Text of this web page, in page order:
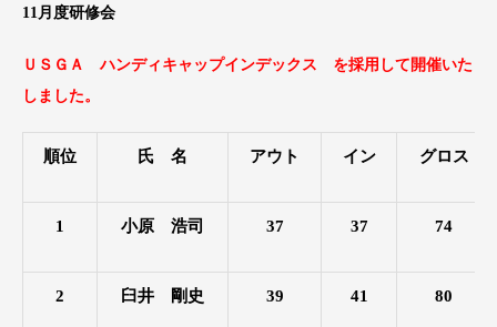
11月度研修会
ＵＳＧＡ ハンディキャップインデックス を採用して開催いた
しました。
順位 氏 名 アウト イン グロス
1 小原 浩司 37 37 74
2 臼井 剛史 39 41 80